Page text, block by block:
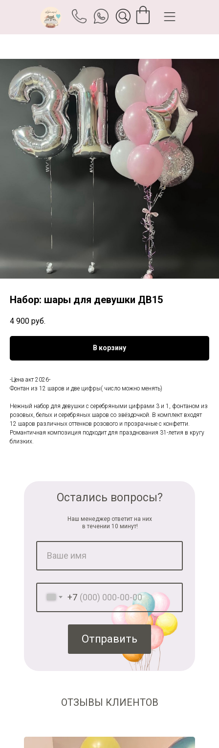
Набор: шары для девушки ДВ15
4 900 руб.
В корзину
-Цена акт 2026-
Фонтан из 12 шаров и две цифры( число можно менять)
Нежный набор для девушки с серебряными цифрами 3 и 1, фонтаном из
розовых, белых и серебряных шаров со звёздочкой. В комплект входят
12 шаров различных оттенков розового и прозрачные с конфетти.
Романтичная композиция подходит для празднования 31-летия в кругу
близких.
+7
Отправить
Остались вопросы?
Наш менеджер ответит на них
в течении 10 минут!
ОТЗЫВЫ КЛИЕНТОВ